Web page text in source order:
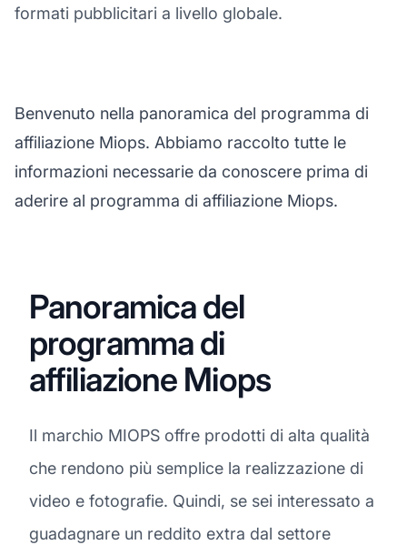
formati pubblicitari a livello globale.
Benvenuto nella panoramica del programma di
affiliazione Miops. Abbiamo raccolto tutte le
informazioni necessarie da conoscere prima di
aderire al programma di affiliazione Miops.
Panoramica del
programma di
affiliazione Miops
Il marchio MIOPS offre prodotti di alta qualità
che rendono più semplice la realizzazione di
video e fotografie. Quindi, se sei interessato a
guadagnare un reddito extra dal settore